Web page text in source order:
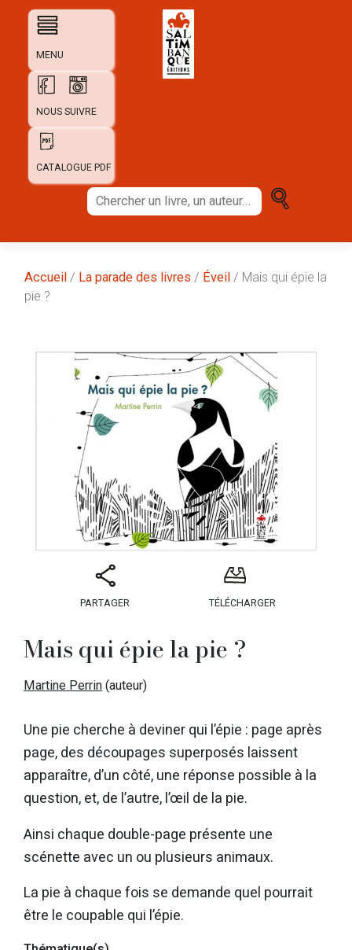
MENU
NOUS SUIVRE
CATALOGUE PDF
Chercher
un
auteur...
Accueil / La parade des livres / Éveil / Mais qui épie la
pie ?
PARTAGER TÉLÉCHARGER
Mais qui épie la pie ?
Martine Perrin (auteur)
Une pie cherche à deviner qui l’épie : page après
page, des découpages superposés laissent
apparaître, d’un côté, une réponse possible à la
question, et, de l’autre, l’œil de la pie.
Ainsi chaque double-page présente une
scénette avec un ou plusieurs animaux.
La pie à chaque fois se demande quel pourrait
être le coupable qui l’épie.